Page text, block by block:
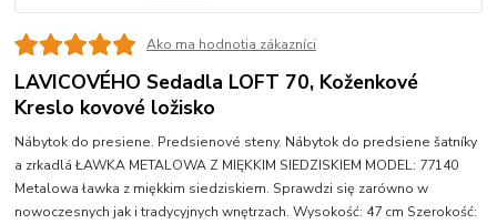
Ako ma hodnotia zákazníci
LAVICOVÉHO Sedadla LOFT 70, Koženkové
Kreslo kovové ložisko
Nábytok do presiene. Predsienové steny. Nábytok do predsiene šatníky
a zrkadlá ŁAWKA METALOWA Z MIĘKKIM SIEDZISKIEM MODEL: 77140
Metalowa ławka z miękkim siedziskiem. Sprawdzi się zarówno w
nowoczesnych jak i tradycyjnych wnętrzach. Wysokość: 47 cm Szerokość: